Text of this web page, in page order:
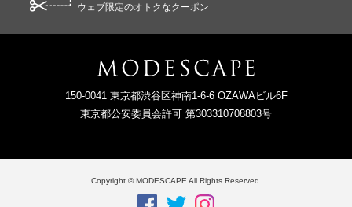
ウェブ限定のオトクなクーポン
150-0041 東京都渋谷区神南1-6-6 OZAWAビル6F
東京都公安委員会許可 第303310708803号
Copyright © MODESCAPE All Rights Reserved.